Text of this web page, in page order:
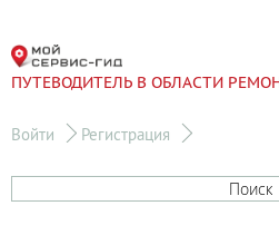
ПУТЕВОДИТЕЛЬ В ОБЛАСТИ
Войти Регистрация